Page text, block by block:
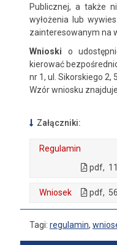
Publicznej, a także
wyłożenia lub
zainteresowanym na
Wnioski o
kierować
nr 1, ul. Sikorskiego 2,
Wzór wniosku
Załączniki:
Regulamin
pdf,
Wniosek pdf,
Tagi: regulamin,